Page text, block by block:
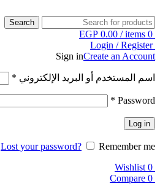
Search
0
items
/
EGP 0.00
Login / Register
Sign inCreate an Account
اسم المستخدم أو البريد الإلكتروني *
Password
*
Log in
Lost your password?
Remember me
0
Wishlist
0
Compare